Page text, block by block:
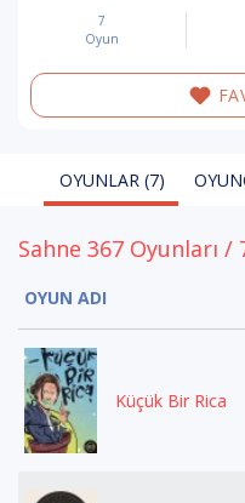
7
Oyun
OYUNLAR (7)
Sahne 367 Oyunları /
OYUN ADI
Küçük Bir Rica